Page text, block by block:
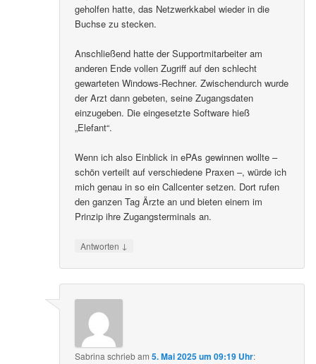
geholfen hatte, das Netzwerkkabel wieder in die
Buchse zu stecken.
Anschließend hatte der Supportmitarbeiter am
anderen Ende vollen Zugriff auf den schlecht
gewarteten Windows-Rechner. Zwischendurch wurde
der Arzt dann gebeten, seine Zugangsdaten
einzugeben. Die eingesetzte Software hieß
„Elefant“.
Wenn ich also Einblick in ePAs gewinnen wollte –
schön verteilt auf verschiedene Praxen –, würde ich
mich genau in so ein Callcenter setzen. Dort rufen
den ganzen Tag Ärzte an und bieten einem im
Prinzip ihre Zugangsterminals an.
Antworten ↓
Sabrinaschriebam5. Mai 2025 um 09:19 Uhr: